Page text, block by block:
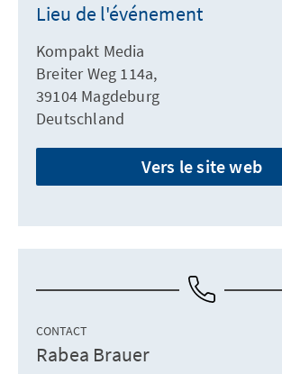
Lieu de l'événement
Kompakt Media
Breiter Weg 114a,
39104 Magdeburg
Deutschland
Vers le site web
CONTACT
Rabea Brauer